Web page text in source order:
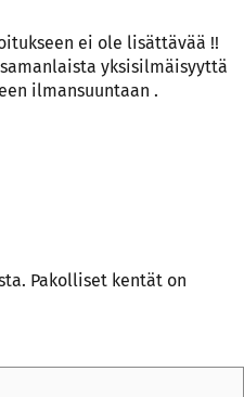
ei ole lisättävää !!
yksisilmäisyyttä
ilmansuuntaan .
Pakolliset kentät on